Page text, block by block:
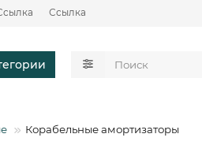
Ссылка
Корабельные амортизаторы